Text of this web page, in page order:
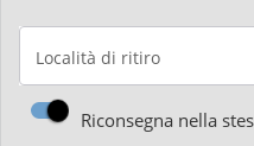
Località di ritiro
Riconsegna nella